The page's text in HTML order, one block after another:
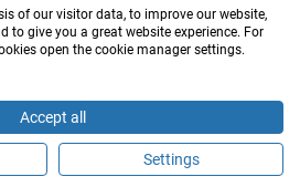
WENDEN SIE SICH AN : 112
S.A. 42, Rue de la Vallée, L-2661 Luxembourg
of our visitor data, to improve our website,
to give you a great website experience. For
open the cookie manager settings.
Accept all
Settings